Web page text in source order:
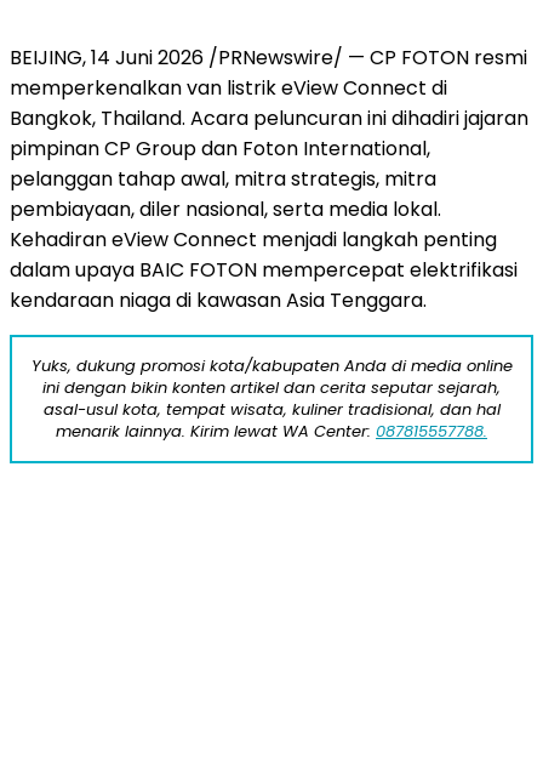
BEIJING, 14 Juni 2026 /PRNewswire/ — CP FOTON resmi
memperkenalkan van listrik eView Connect di
Bangkok, Thailand. Acara peluncuran ini dihadiri jajaran
pimpinan CP Group dan Foton International,
pelanggan tahap awal, mitra strategis, mitra
pembiayaan, diler nasional, serta media lokal.
Kehadiran eView Connect menjadi langkah penting
dalam upaya BAIC FOTON mempercepat elektrifikasi
kendaraan niaga di kawasan Asia Tenggara.
Yuks, dukung promosi kota/kabupaten Anda di media online
ini dengan bikin konten artikel dan cerita seputar sejarah,
asal-usul kota, tempat wisata, kuliner tradisional, dan hal
menarik lainnya. Kirim lewat WA Center: 087815557788.